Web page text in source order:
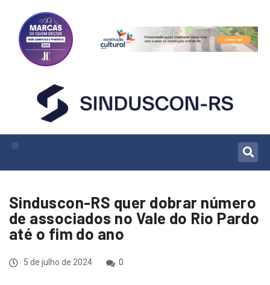
Sinduscon-RS quer dobrar número
de associados no Vale do Rio Pardo
até o fim do ano
5 de julho de 2024 0